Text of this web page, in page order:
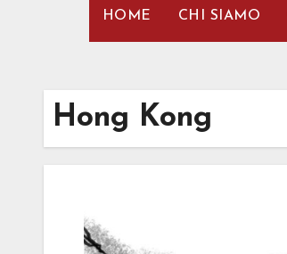
HOME CHI SIAMO
Hong Kong